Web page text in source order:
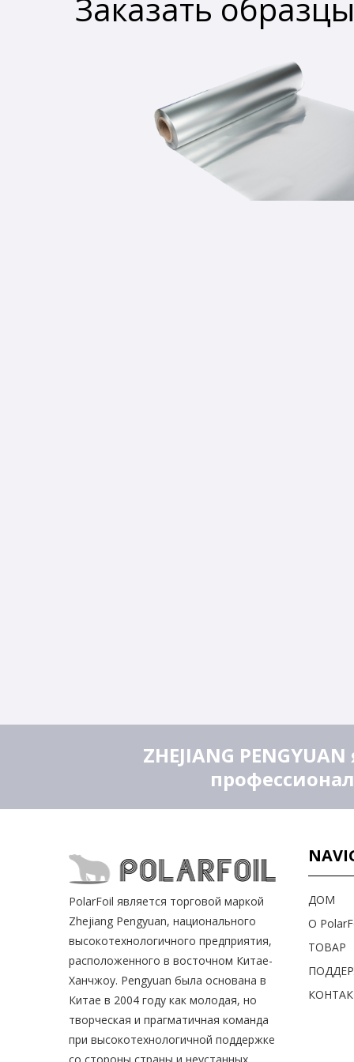
Заказать образцы
ZHEJIANG
PolarFoil является торговой маркой
Zhejiang Pengyuan, национального
высокотехнологичного предприятия,
расположенного в восточном Китае-
Ханчжоу. Pengyuan была основана в
Китае в 2004 году как молодая, но
творческая и прагматичная команда
при высокотехнологичной поддержке
ДОМ
О
ТОВАР